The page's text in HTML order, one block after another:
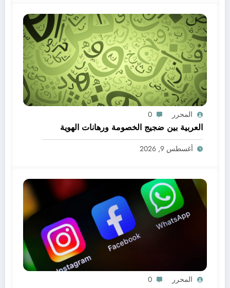
المحرر 0
العربية بين ضجيج الخصومة ورهانات الهوية
أغسطس 9, 2026
المحرر 0